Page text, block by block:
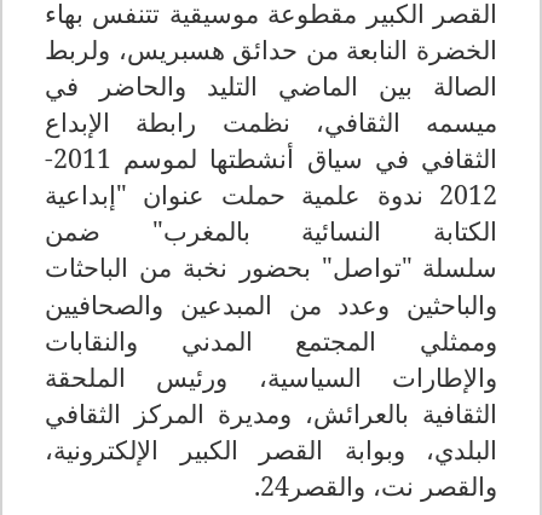
القصر الكبير مقطوعة موسيقية تتنفس بهاء
الخضرة النابعة من حدائق هسبريس، ولربط
الصالة بين الماضي التليد والحاضر في
ميسمه الثقافي، نظمت رابطة الإبداع
الثقافي في سياق أنشطتها لموسم 2011-
2012 ندوة علمية حملت عنوان "إبداعية
الكتابة النسائية بالمغرب" ضمن
سلسلة "تواصل" بحضور نخبة من الباحثات
والباحثين وعدد من المبدعين والصحافيين
وممثلي المجتمع المدني والنقابات
والإطارات السياسية، ورئيس الملحقة
الثقافية بالعرائش، ومديرة المركز الثقافي
البلدي، وبوابة القصر الكبير الإلكترونية،
والقصر نت، والقصر24.